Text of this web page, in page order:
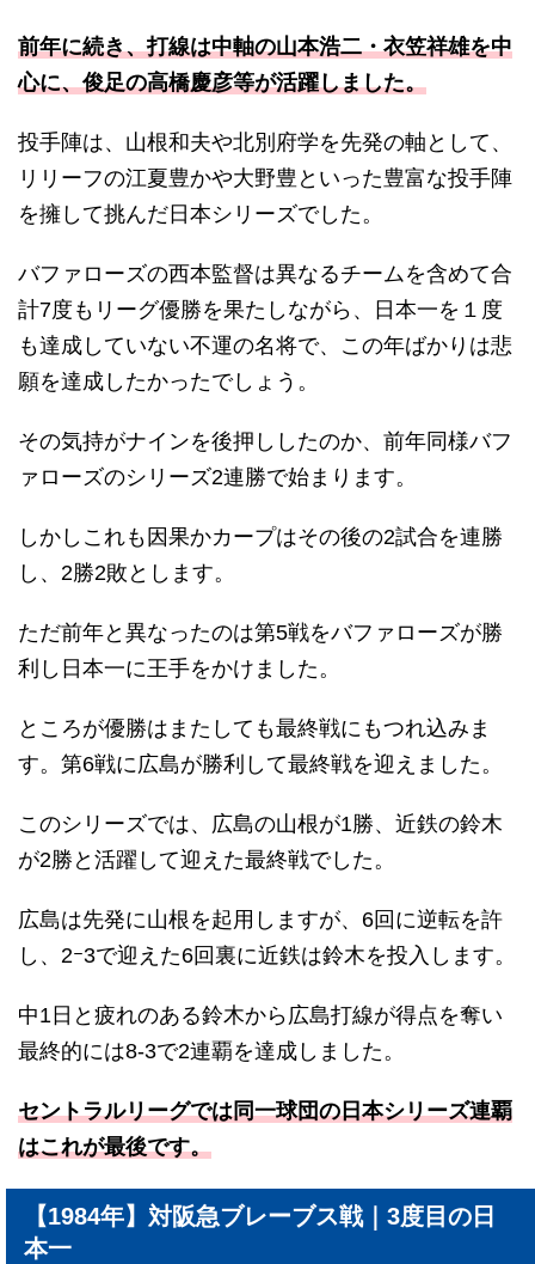
前年に続き、打線は中軸の山本浩二・衣笠祥雄を中
心に、俊足の高橋慶彦等が活躍しました。
投手陣は、山根和夫や北別府学を先発の軸として、
リリーフの江夏豊かや大野豊といった豊富な投手陣
を擁して挑んだ日本シリーズでした。
バファローズの西本監督は異なるチームを含めて合
計7度もリーグ優勝を果たしながら、日本一を１度
も達成していない不運の名将で、この年ばかりは悲
願を達成したかったでしょう。
その気持がナインを後押ししたのか、前年同様バフ
ァローズのシリーズ2連勝で始まります。
しかしこれも因果かカープはその後の2試合を連勝
し、2勝2敗とします。
ただ前年と異なったのは第5戦をバファローズが勝
利し日本一に王手をかけました。
ところが優勝はまたしても最終戦にもつれ込みま
す。第6戦に広島が勝利して最終戦を迎えました。
このシリーズでは、広島の山根が1勝、近鉄の鈴木
が2勝と活躍して迎えた最終戦でした。
広島は先発に山根を起用しますが、6回に逆転を許
し、2ｰ3で迎えた6回裏に近鉄は鈴木を投入します。
中1日と疲れのある鈴木から広島打線が得点を奪い
最終的には8-3で2連覇を達成しました。
セントラルリーグでは同一球団の日本シリーズ連覇
はこれが最後です。
【1984年】対阪急ブレーブス戦｜3度目の日
本一